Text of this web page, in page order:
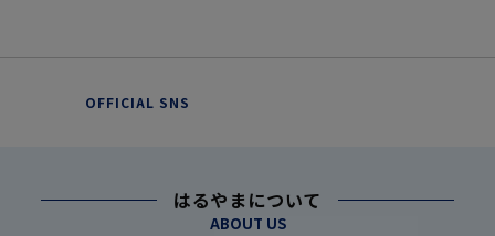
OFFICIAL SNS
はるやまについて
ABOUT US